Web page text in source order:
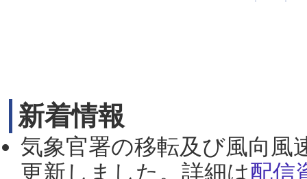
新着情報
気象官署の移転及び風向風
更新しました。詳細は配信